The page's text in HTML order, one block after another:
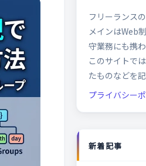
フリーランス
メインはWeb
守業務にも携わ
このサイトで
たものなどを
プライバシー
新着記事